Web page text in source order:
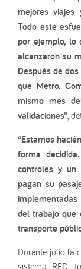
mejores viajes
Todo este
por ejemplo, lo
alcanzaron su
Después de
que Metro.
mismo mes
validaciones” ,
“Estamos
forma
controles y un
pagan su
del trabajo que
transporte
Durante julio la
sistema RED